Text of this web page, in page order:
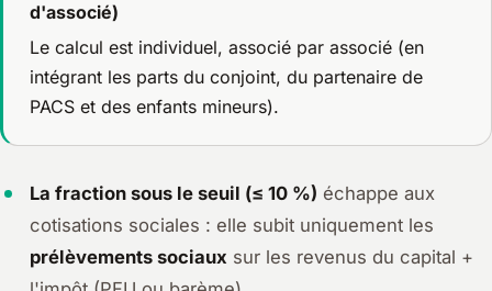
d'associé)
Le calcul est individuel, associé par associé (en
intégrant les parts du conjoint, du partenaire de
PACS et des enfants mineurs).
La fraction sous le seuil (≤ 10 %) échappe aux
cotisations sociales : elle subit uniquement les
prélèvements sociaux sur les revenus du capital +